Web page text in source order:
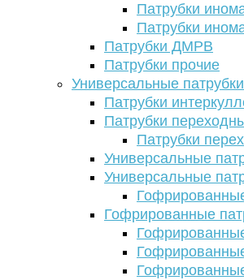
Патрубки
Патрубки
Патрубки ДМРВ
Патрубки прочие
Универсальные
Патрубки
Патрубки
Патрубки
Универсальные
Универсальные
Гофрированные